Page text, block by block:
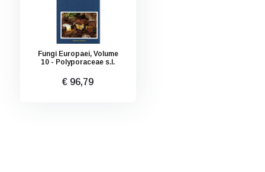
Fungi Europaei, Volume
10 - Polyporaceae s.l.
€ 96,79